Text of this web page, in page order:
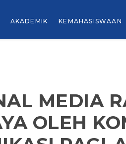
AKADEMIK KEMAHASISWAAN
MEDIA
OLEH